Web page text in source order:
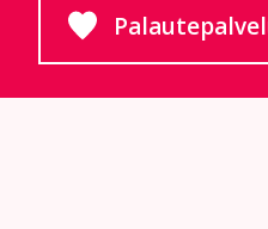
Siirtyy